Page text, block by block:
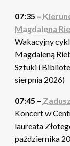
07:35 –
Magdalena
Wakacyjny
Magdaleną
Sztuki i
sierpnia 2026)
07:45 –
Koncert w
laureata
października